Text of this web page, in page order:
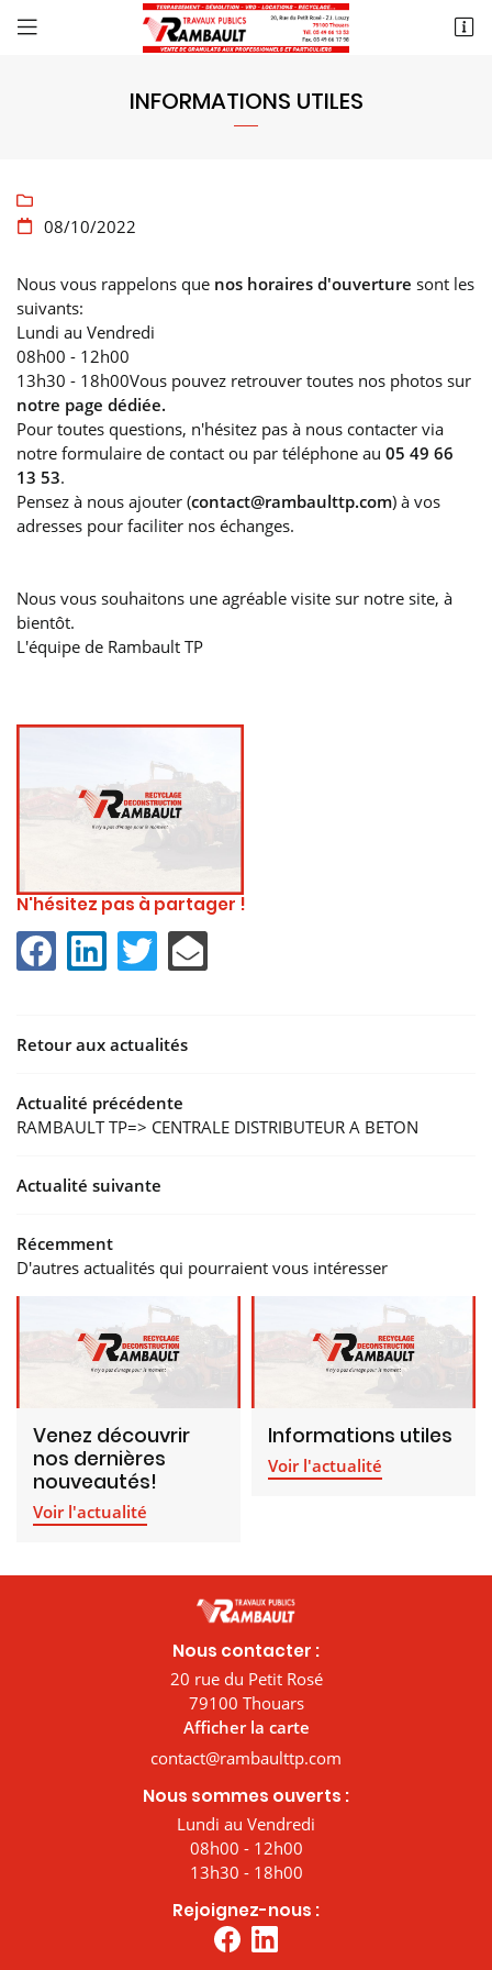
20 rue du Petit Rosé
05 49 66 13 53INFORMATIONS UTILES


08/10/2022
Nous vous rappelons que nos horaires d'ouverture sont les
suivants:
Lundi au Vendredi
08h00 - 12h00
13h30 - 18h00Vous pouvez retrouver toutes nos photos sur
notre page dédiée.
Pour toutes questions, n'hésitez pas à nous contacter via
notre formulaire de contact ou par téléphone au 05 49 66
13 53.
Pensez à nous ajouter (contact@rambaulttp.com) à vos
adresses pour faciliter nos échanges.
Nous vous souhaitons une agréable visite sur notre site, à
bientôt.
L'équipe de Rambault TP
N'hésitez pas à partager !
Retour aux actualités
Actualité précédente
RAMBAULT TP=> CENTRALE DISTRIBUTEUR A BETON
Actualité suivante
Récemment
D'autres actualités qui pourraient vous intéresser
Venez découvrir
nos dernières
nouveautés!
Voir l'actualité
Informations utiles
Voir l'actualité
Nous contacter :
20 rue du Petit Rosé
79100 Thouars
Afficher la carte
Nous sommes ouverts :
Lundi au Vendredi
08h00 - 12h00
13h30 - 18h00
Rejoignez-nous :